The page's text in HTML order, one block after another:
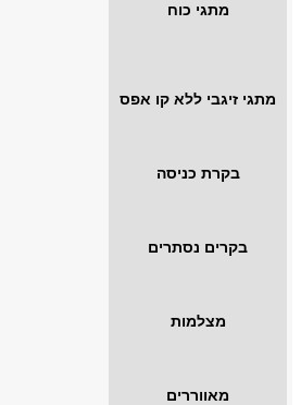
מתגי כוח
מתגי זיגבי ללא קו אפס
בקרת כניסה
בקרים נסתרים
מצלמות
מאווררים